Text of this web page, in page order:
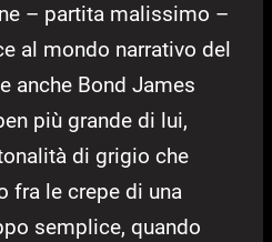
– partita malissimo –
al mondo narrativo del
anche Bond James
più grande di lui,
di grigio che
fra le crepe di una
semplice, quando